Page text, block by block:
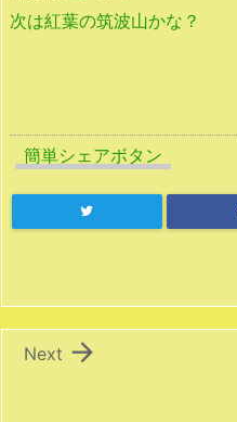
次は紅葉の筑波山かな？
簡単シェアボタン

Next